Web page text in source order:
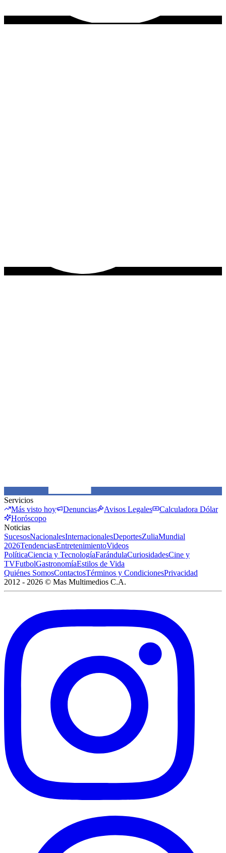
Servicios
Más visto hoy
Denuncias Avisos Legales
Calculadora Dólar
Horóscopo
Noticias
SucesosNacionalesInternacionalesDeportesZuliaMundial
2026TendenciasEntretenimientoVideos
PolíticaCiencia y TecnologíaFarándulaCuriosidadesCine y
TVFutbolGastronomíaEstilos de Vida
Quiénes SomosContactosTérminos y CondicionesPrivacidad
2012 - 2026 © Mas Multimedios C.A.